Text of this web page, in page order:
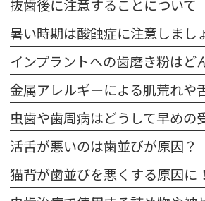
抜歯後に注意することについて
暑い時期は酸蝕症に注意しまし
虫歯や歯周病はどうして早めの
活舌が悪いのは歯並びが原因？
猫背が歯並びを悪くする原因に